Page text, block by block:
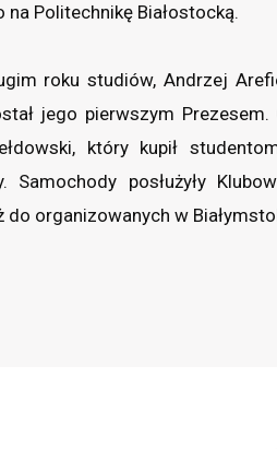
na Politechnikę Białostocką.
roku studiów, Andrzej
jego pierwszym
który kupił
Samochody posłużyły
do organizowanych w